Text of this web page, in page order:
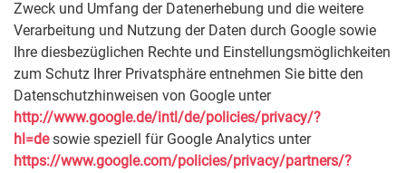
Zweck und Umfang der Datenerhebung und die weitere
Verarbeitung und Nutzung der Daten durch Google sowie
Ihre diesbezüglichen Rechte und Einstellungsmöglichkeiten
zum Schutz Ihrer Privatsphäre entnehmen Sie bitte den
Datenschutzhinweisen von Google unter
http://www.google.de/intl/de/policies/privacy/?
hl=desowie speziell für Google Analytics unter
https://www.google.com/policies/privacy/partners/?